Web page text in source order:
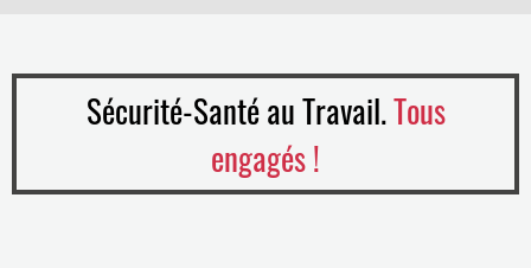
Sécurité-Santé au Travail.Tous
engagés !